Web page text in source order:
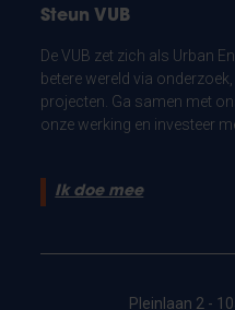
Steun VUB
De VUB zet zich als Urban
betere wereld via
projecten. Ga samen met
onze werking en investeer
Ik doe mee
Pleinlaan 2 -